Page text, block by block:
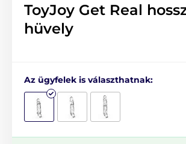
ToyJoy Get Real
hüvely
Az ügyfelek is választhatnak: